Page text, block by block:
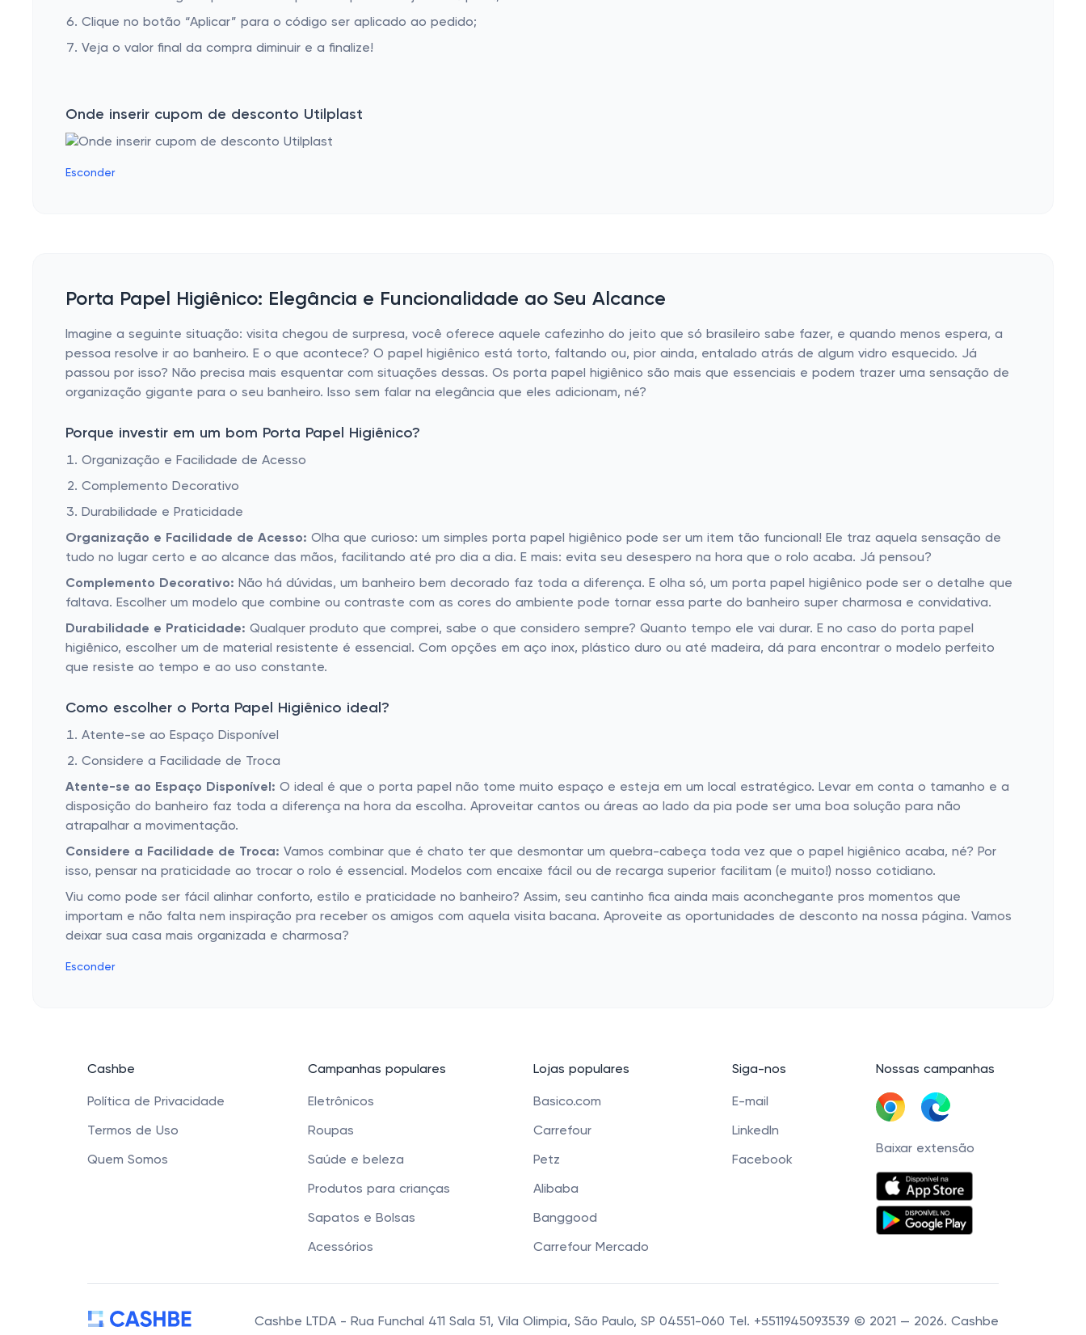
Clique no botão “Aplicar” para o código ser aplicado ao pedido;
Veja o valor final da compra diminuir e a finalize!
Onde inserir cupom de desconto Utilplast
Esconder
Porta Papel Higiênico: Elegância e Funcionalidade ao Seu Alcance
Imagine a seguinte situação: visita chegou de surpresa, você oferece aquele cafezinho do jeito que só brasileiro sabe fazer, e quando menos espera, a
pessoa resolve ir ao banheiro. E o que acontece? O papel higiênico está torto, faltando ou, pior ainda, entalado atrás de algum vidro esquecido. Já
passou por isso? Não precisa mais esquentar com situações dessas. Os porta papel higiênico são mais que essenciais e podem trazer uma sensação de
organização gigante para o seu banheiro. Isso sem falar na elegância que eles adicionam, né?
Porque investir em um bom Porta Papel Higiênico?
Organização e Facilidade de Acesso
Complemento Decorativo
Durabilidade e Praticidade
Organização e Facilidade de Acesso: Olha que curioso: um simples porta papel higiênico pode ser um item tão funcional! Ele traz aquela sensação de
tudo no lugar certo e ao alcance das mãos, facilitando até pro dia a dia. E mais: evita seu desespero na hora que o rolo acaba. Já pensou?
Complemento Decorativo: Não há dúvidas, um banheiro bem decorado faz toda a diferença. E olha só, um porta papel higiênico pode ser o detalhe que
faltava. Escolher um modelo que combine ou contraste com as cores do ambiente pode tornar essa parte do banheiro super charmosa e convidativa.
Durabilidade e Praticidade: Qualquer produto que comprei, sabe o que considero sempre? Quanto tempo ele vai durar. E no caso do porta papel
higiênico, escolher um de material resistente é essencial. Com opções em aço inox, plástico duro ou até madeira, dá para encontrar o modelo perfeito
que resiste ao tempo e ao uso constante.
Como escolher o Porta Papel Higiênico ideal?
Atente-se ao Espaço Disponível
Considere a Facilidade de Troca
Atente-se ao Espaço Disponível: O ideal é que o porta papel não tome muito espaço e esteja em um local estratégico. Levar em conta o tamanho e a
disposição do banheiro faz toda a diferença na hora da escolha. Aproveitar cantos ou áreas ao lado da pia pode ser uma boa solução para não
atrapalhar a movimentação.
Considere a Facilidade de Troca: Vamos combinar que é chato ter que desmontar um quebra-cabeça toda vez que o papel higiênico acaba, né? Por
isso, pensar na praticidade ao trocar o rolo é essencial. Modelos com encaixe fácil ou de recarga superior facilitam (e muito!) nosso cotidiano.
Viu como pode ser fácil alinhar conforto, estilo e praticidade no banheiro? Assim, seu cantinho fica ainda mais aconchegante pros momentos que
importam e não falta nem inspiração pra receber os amigos com aquela visita bacana. Aproveite as oportunidades de desconto na nossa página. Vamos
deixar sua casa mais organizada e charmosa?
Esconder
Cashbe
Política de Privacidade
Termos de Uso
Quem Somos
Campanhas populares
Eletrônicos
Roupas
Saúde e beleza
Produtos para crianças
Sapatos e Bolsas
Acessórios
Lojas populares
Basico.com
Carrefour
Petz
Alibaba
Banggood
Carrefour Mercado
Siga-nos
E-mail
LinkedIn
Facebook
Nossas campanhas
Baixar extensão
Cashbe LTDA - Rua Funchal 411 Sala 51, Vila Olimpia, São Paulo, SP 04551-060 Tel. +5511945093539 © 2021 — 2026. Cashbe